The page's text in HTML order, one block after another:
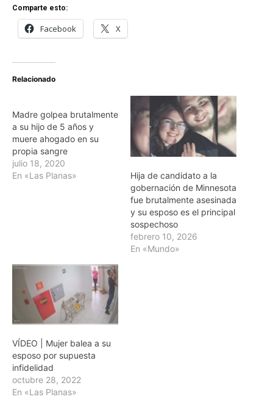
Comparte esto:
Facebook X
Relacionado
Madre golpea brutalmente
a su hijo de 5 años y
muere ahogado en su
propia sangre
julio 18, 2020
En «Las Planas»
Hija de candidato a la
gobernación de Minnesota
fue brutalmente asesinada
y su esposo es el principal
sospechoso
febrero 10, 2026
En «Mundo»
VÍDEO | Mujer balea a su
esposo por supuesta
infidelidad
octubre 28, 2022
En «Las Planas»